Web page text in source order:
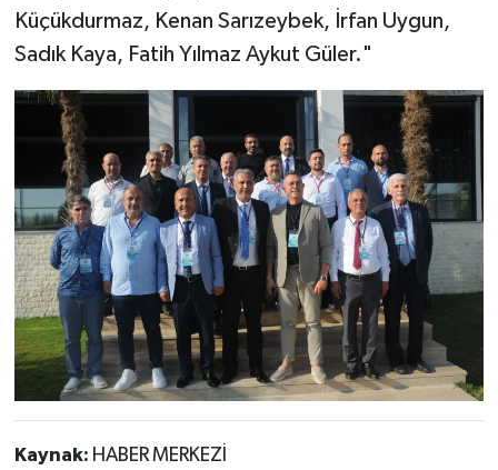
Küçükdurmaz, Kenan Sarızeybek, İrfan Uygun,
Sadık Kaya, Fatih Yılmaz Aykut Güler."
Kaynak: HABER MERKEZİ